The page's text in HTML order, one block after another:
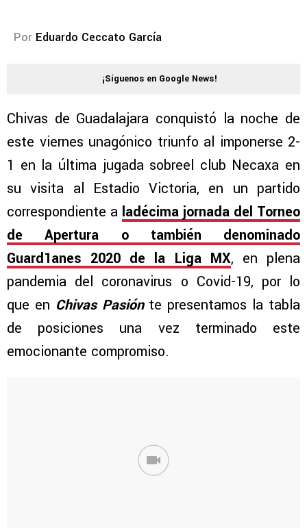
Por Eduardo Ceccato García
¡Síguenos en Google News!
Chivas de Guadalajara conquistó la noche de
este viernes unagónico triunfo al imponerse 2-
1 en la última jugada sobreel club Necaxa en
su visita al Estadio Victoria, en un partido
correspondiente a ladécima jornada del Torneo
de Apertura o también denominado
Guard1anes 2020 de la Liga MX, en plena
pandemia del coronavirus o Covid-19, por lo
que en Chivas Pasiónte presentamos la tabla
de posiciones una vez terminado este
emocionante compromiso.